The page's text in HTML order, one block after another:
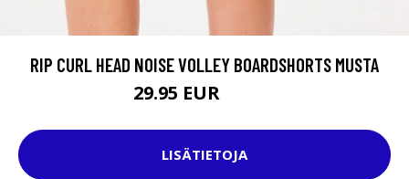
RIP CURL HEAD NOISE VOLLEY BOARDSHORTS MUSTA
29.95 EUR
LISÄTIETOJA